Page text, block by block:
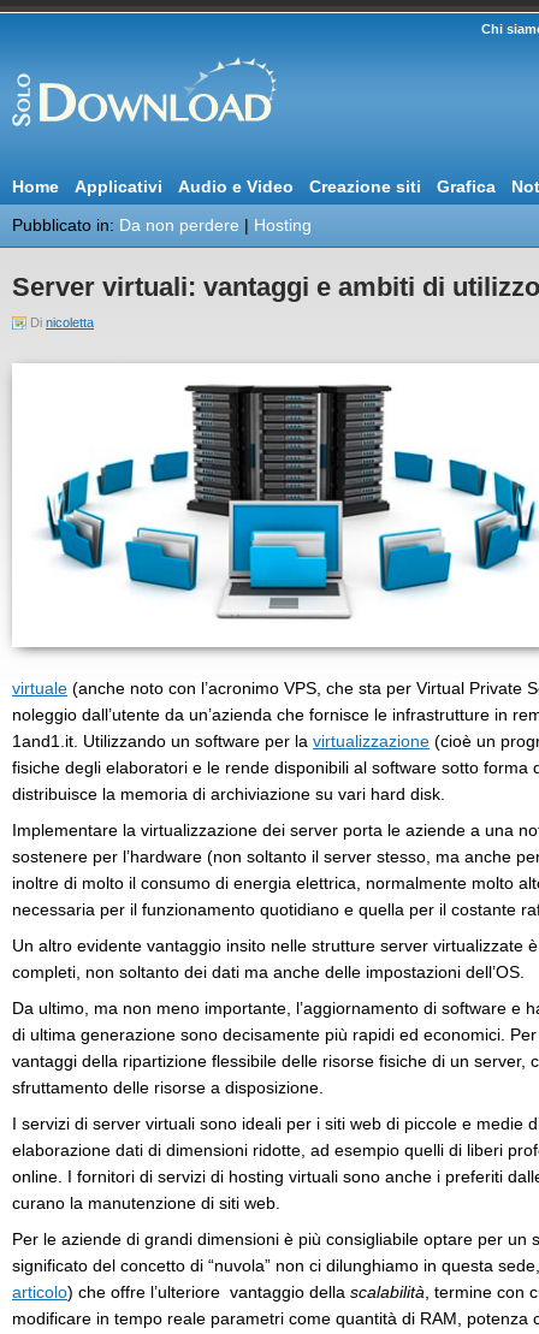
Chi
Home Applicativi Audio e Video Creazione siti Grafica
Pubblicato in: Da non perdere | Hosting
Server virtuali: vantaggi e ambiti di utilizzo
Di nicoletta
virtuale (anche noto con l’acronimo VPS, che sta per Virtual Private
noleggio dall’utente da un’azienda che fornisce le infrastrutture in
1and1.it. Utilizzando un software per la virtualizzazione (cioè un
fisiche degli elaboratori e le rende disponibili al software sotto forma
distribuisce la memoria di archiviazione su vari hard disk.
Implementare la virtualizzazione dei server porta le aziende a una
sostenere per l’hardware (non soltanto il server stesso, ma anche
inoltre di molto il consumo di energia elettrica, normalmente molto
necessaria per il funzionamento quotidiano e quella per il costante
Un altro evidente vantaggio insito nelle strutture server virtualizzate
completi, non soltanto dei dati ma anche delle impostazioni dell’OS.
Da ultimo, ma non meno importante, l’aggiornamento di software e
di ultima generazione sono decisamente più rapidi ed economici.
vantaggi della ripartizione flessibile delle risorse fisiche di un server,
sfruttamento delle risorse a disposizione.
I servizi di server virtuali sono ideali per i siti web di piccole e medie
elaborazione dati di dimensioni ridotte, ad esempio quelli di liberi
online. I fornitori di servizi di hosting virtuali sono anche i preferiti
curano la manutenzione di siti web.
Per le aziende di grandi dimensioni è più consigliabile optare per un
significato del concetto di “nuvola” non ci dilunghiamo in questa
articolo) che offre l’ulteriore vantaggio della scalabilità , termine con
modificare in tempo reale parametri come quantità di RAM, potenza